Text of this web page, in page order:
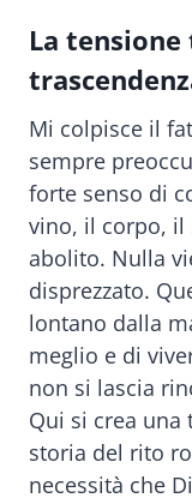
La
Mi colpisce il
sempre
forte senso di
vino, il corpo, il
abolito. Nulla
disprezzato.
lontano dalla
meglio e di
non si lascia
Qui si crea una
storia del rito
necessità che